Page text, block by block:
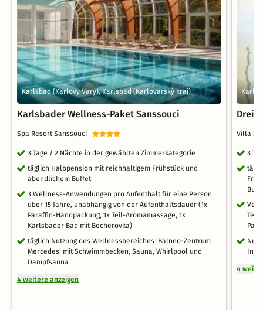
Karlsbad (Karlovy Vary), Karlsbad (Karlovarský kraj)
Karlsbader Wellness-Paket Sanssouci
Spa Resort Sanssouci
3 Tage / 2 Nächte in der gewählten Zimmerkategorie
täglich Halbpension mit reichhaltigem Frühstück und
abendlichem Buffet
3 Wellness-Anwendungen pro Aufenthalt für eine Person
über 15 Jahre, unabhängig von der Aufenthaltsdauer (1x
Paraffin-Handpackung, 1x Teil-Aromamassage, 1x
Karlsbader Bad mit Becherovka)
täglich Nutzung des Wellnessbereiches 'Balneo-Zentrum
Mercedes' mit Schwimmbecken, Sauna, Whirlpool und
Dampfsauna
4 weitere anzeigen
Drei
Villa
3
4